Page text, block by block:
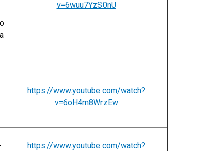
v=6wuu7YzS0nU
https://www.youtube.com/watch?
v=6oH4m8WrzEw
https://www.youtube.com/watch?